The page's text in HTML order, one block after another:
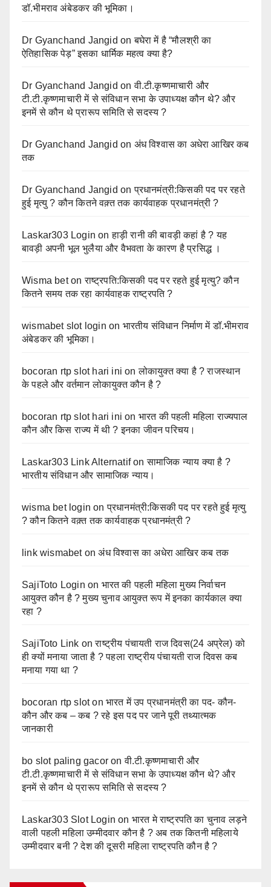
डॉ.भीमराव अंबेडकर की भूमिका।
Dr Gyanchand Jangid onबघेरा में है “मौलश्री का
ऐतिहासिक पेड़” इसका धार्मिक महत्व क्या है?
Dr Gyanchand Jangid onवी.टी.कृष्णमाचारी और
टी.टी.कृष्णमाचारी में से संविधान सभा के उपाध्यक्ष कौन थे? और
इनमें से कौन थे प्रारूप समिति से सदस्य ?
Dr Gyanchand Jangid on अंध विश्वास का अधेरा आखिर कब
तक
Dr Gyanchand Jangid onप्रधानमंत्री:किसकी पद पर रहते
हुई मृत्यु ? कौन कितने वक़्त तक कार्यवाहक प्रधानमंत्री ?
Laskar303 Login onहाड़ी रानी की बावड़ी कहां है ? यह
बावड़ी अपनी भूल भुलैया और वैभवता के कारण है प्रसिद्ध ।
Wisma betonराष्ट्रपति:किसकी पद पर रहते हुई मृत्यु? कौन
कितने समय तक रहा कार्यवाहक राष्ट्रपति ?
wismabet slot login on भारतीय संविधान निर्माण में डॉ.भीमराव
अंबेडकर की भूमिका।
bocoran rtp slot hari ini onलोकायुक्त क्या है ? राजस्थान
के पहले और वर्तमान लोकायुक्त कौन है ?
bocoran rtp slot hari ini on भारत की पहली महिला राज्यपाल
कौन और किस राज्य में थी ? इनका जीवन परिचय।
Laskar303 Link Alternatifonसामाजिक न्याय क्या है ?
भारतीय संविधान और सामाजिक न्याय।
wisma bet login onप्रधानमंत्री:किसकी पद पर रहते हुई मृत्यु
? कौन कितने वक़्त तक कार्यवाहक प्रधानमंत्री ?
link wismabetonअंध विश्वास का अधेरा आखिर कब तक
SajiToto Login on भारत की पहली महिला मुख्य निर्वाचन
आयुक्त कौन है ? मुख्य चुनाव आयुक्त रूप में इनका कार्यकाल क्या
रहा ?
SajiToto Link onराष्ट्रीय पंचायती राज दिवस(24 अप्रेल) को
ही क्यों मनाया जाता है ? पहला राष्ट्रीय पंचायती राज दिवस कब
मनाया गया था ?
bocoran rtp slotonभारत में उप प्रधानमंत्री का पद- कौन-
कौन और कब – कब ? रहे इस पद पर जाने पूरी तथ्यात्मक
जानकारी
bo slot paling gacor onवी.टी.कृष्णमाचारी और
टी.टी.कृष्णमाचारी में से संविधान सभा के उपाध्यक्ष कौन थे? और
इनमें से कौन थे प्रारूप समिति से सदस्य ?
Laskar303 Slot Login on भारत मे राष्ट्रपति का चुनाव लड़ने
वाली पहली महिला उम्मीदवार कौन है ? अब तक कितनी महिलाये
उम्मीदवार बनी ? देश की दूसरी महिला राष्ट्रपति कौन है ?